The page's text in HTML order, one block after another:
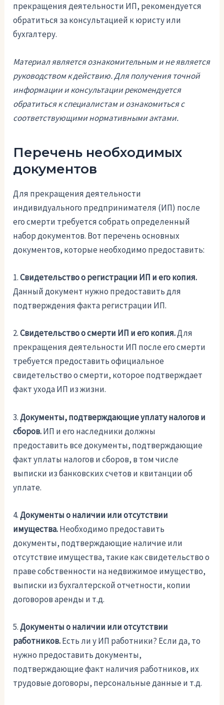
прекращения деятельности ИП, рекомендуется
обратиться за консультацией к юристу или
бухгалтеру.
Материал является ознакомительным и не является
руководством к действию. Для получения точной
информации и консультации рекомендуется
обратиться к специалистам и ознакомиться с
соответствующими нормативными актами.
Перечень необходимых
документов
Для прекращения деятельности
индивидуального предпринимателя (ИП) после
его смерти требуется собрать определенный
набор документов. Вот перечень основных
документов, которые необходимо предоставить:
1.Свидетельство о регистрации ИП и его копия.
Данный документ нужно предоставить для
подтверждения факта регистрации ИП.
2.Свидетельство о смерти ИП и его копия.Для
прекращения деятельности ИП после его смерти
требуется предоставить официальное
свидетельство о смерти, которое подтверждает
факт ухода ИП из жизни.
3.Документы, подтверждающие уплату налогов и
сборов.ИП и его наследники должны
предоставить все документы, подтверждающие
факт уплаты налогов и сборов, в том числе
выписки из банковских счетов и квитанции об
уплате.
4.Документы о наличии или отсутствии
имущества.Необходимо предоставить
документы, подтверждающие наличие или
отсутствие имущества, такие как свидетельство о
праве собственности на недвижимое имущество,
выписки из бухгалтерской отчетности, копии
договоров аренды и т.д.
5.Документы о наличии или отсутствии
работников.Есть ли у ИП работники? Если да, то
нужно предоставить документы,
подтверждающие факт наличия работников, их
трудовые договоры, персональные данные и т.д.